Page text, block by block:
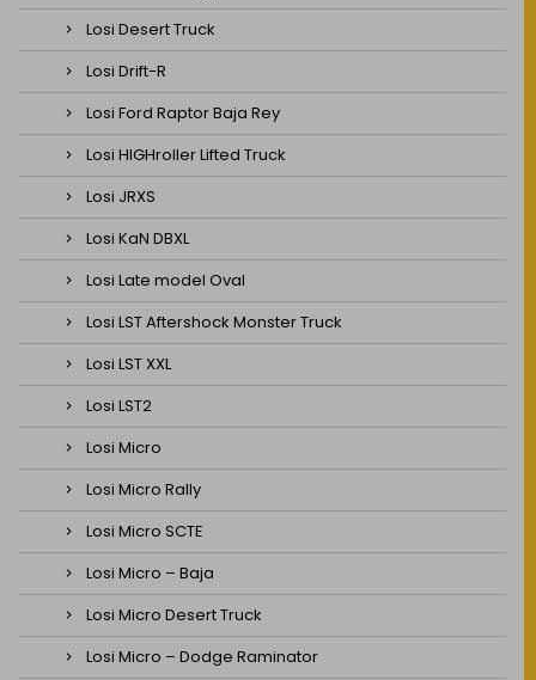
Losi Desert Truck
Losi Drift-R
Losi Ford Raptor Baja Rey
Losi HIGHroller Lifted Truck
Losi JRXS
Losi KaN DBXL
Losi Late model Oval
Losi LST Aftershock Monster Truck
Losi LST XXL
Losi LST2
Losi Micro
Losi Micro Rally
Losi Micro SCTE
Losi Micro – Baja
Losi Micro Desert Truck
Losi Micro – Dodge Raminator